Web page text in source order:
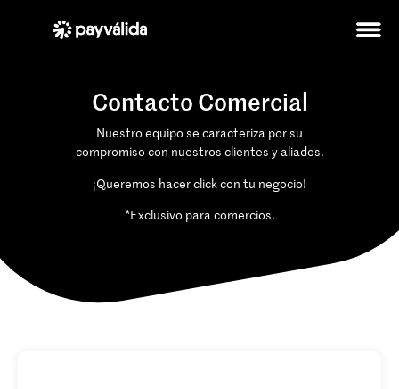
Contacto Comercial
Nuestro equipo se caracteriza por su
compromiso con nuestros clientes y aliados.
¡Queremos hacer click con tu negocio!
*Exclusivo para comercios.